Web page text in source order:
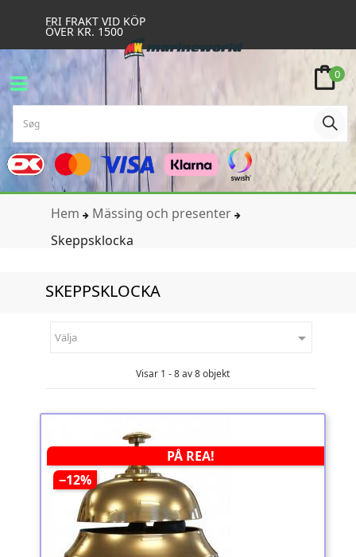
FRI FRAKT VID KÖP
ÖVER KR. 1500
0
Hem
Mässing och presenter
Skeppsklocka
SKEPPSKLOCKA
Välja 
Visar 1 - 8 av 8 objekt
PÅ REA!
−12%